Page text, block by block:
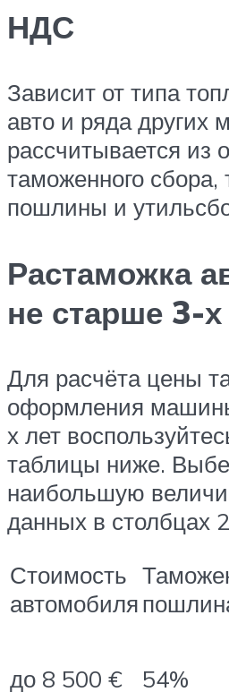
НДС
Зависит от типа
авто и ряда
рассчитывается
таможенного
пошлины и
Растаможка
не старше 3-х
Для расчёта цены
оформления
х лет
таблицы ниже.
наибольшую
данных в столбцах
Стоимость
автомобиля
до 8 500 € 54%